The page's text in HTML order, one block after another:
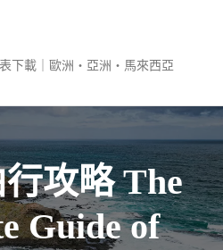
下載｜歐洲・亞洲・馬來西亞
攻略 The
Guide of